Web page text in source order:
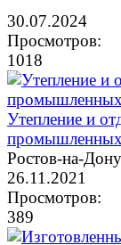
30.07.2024
Просмотров:
1018
Утепление и
промышленных
Ростов-на-Дону
26.11.2021
Просмотров:
389